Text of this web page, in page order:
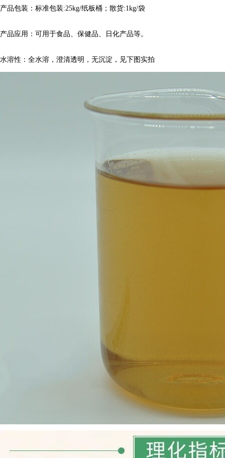
产品包装：标准包装:25kg/纸板桶；散货:1kg/袋
产品应用： 可用于食品、保健品、日化产品等。
水溶性：全水溶，澄清透明，无沉淀，见下图实拍